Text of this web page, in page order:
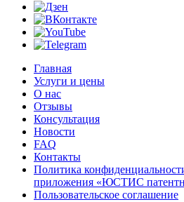
Главная
Услуги и цены
О нас
Отзывы
Консультация
Новости
FAQ
Контакты
Политика
приложения «ЮСТИС
Пользовательское соглашение